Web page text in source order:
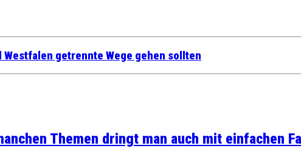
getrennte Wege gehen sollten
Themen dringt man auch mit einfachen